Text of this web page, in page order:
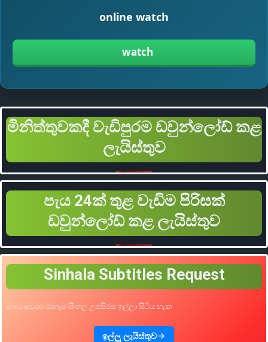
online watch
watch
මිනිත්තුවකදී වැඩිපුරම ඩවුන්ලෝඩ් කළ
ලැයිස්තුව
පැය 24ක් තුළ වැඩිම පිරිසක්
ඩවුන්ලෝඩ් කළ ලැයිස්තුව
Sinhala Subtitles Request
ඔබට අවශ්‍ය ඕනෑම සිංහල උපසිරස ඉල්ලා සිටිය හැක
ඉල්ලූ ලැයිස්තුව